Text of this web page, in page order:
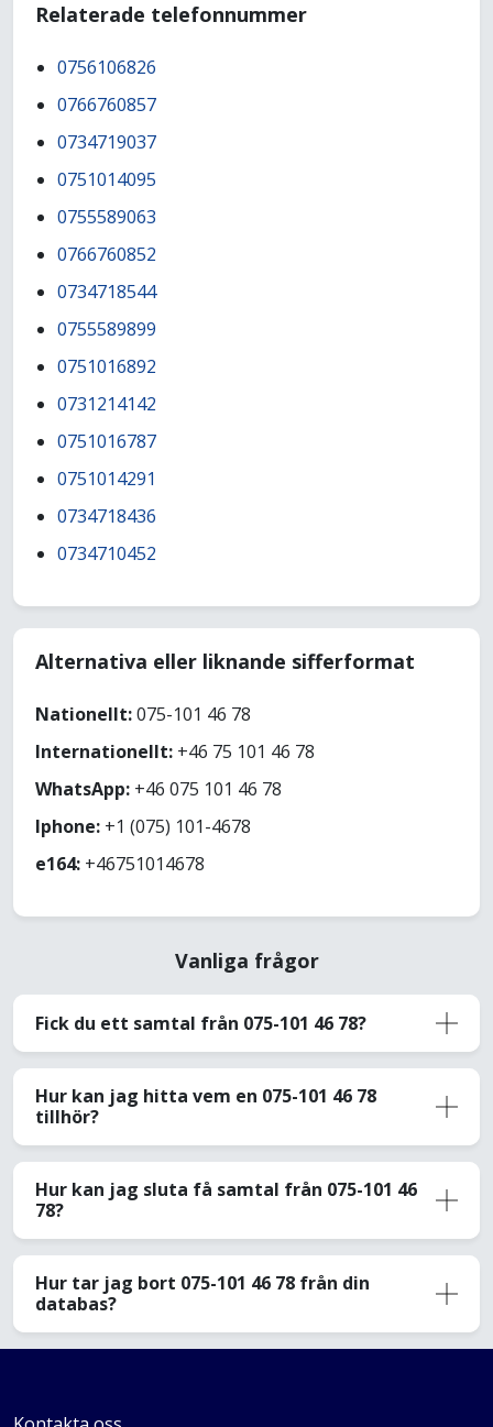
Relaterade telefonnummer
0756106826
0766760857
0734719037
0751014095
0755589063
0766760852
0734718544
0755589899
0751016892
0731214142
0751016787
0751014291
0734718436
0734710452
Alternativa eller liknande sifferformat
Nationellt:075-101 46 78
Internationellt: +46 75 101 46 78
WhatsApp: +46 075 101 46 78
Iphone: +1 (075) 101-4678
e164: +46751014678
Vanliga frågor
Fick du ett samtal från 075-101 46 78?
Hur kan jag hitta vem en 075-101 46 78
tillhör?
Hur kan jag sluta få samtal från 075-101 46
78?
Hur tar jag bort 075-101 46 78 från din
databas?